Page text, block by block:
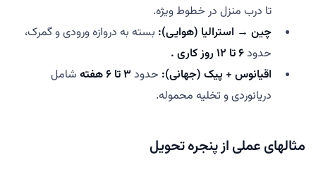
تا درب منزل در خطوط ویژه.
چین → استرالیا (هوایی): بسته به دروازه ورودی و گمرک،
حدود۶ تا ۱۲ روز کاری .
اقیانوس + پیک (جهانی): حدود ۳ تا ۶ هفته
شامل
دریانوردی و تخلیه محموله.
مثالهای عملی از پنجره تحویل